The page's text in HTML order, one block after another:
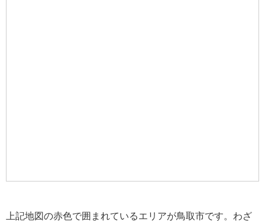
上記地図の赤色で囲まれているエリアが鳥取市です。わざ